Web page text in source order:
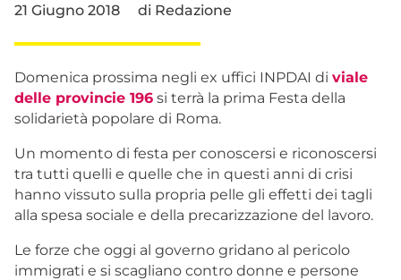
21 Giugno 2018 di Redazione
Domenica prossima negli ex uffici INPDAI di viale
delle provincie 196 si terrà la prima Festa della
solidarietà popolare di Roma.
Un momento di festa per conoscersi e riconoscersi
tra tutti quelli e quelle che in questi anni di crisi
hanno vissuto sulla propria pelle gli effetti dei tagli
alla spesa sociale e della precarizzazione del lavoro.
Le forze che oggi al governo gridano al pericolo
immigrati e si scagliano contro donne e persone